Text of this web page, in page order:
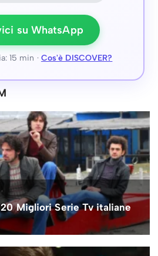
su WhatsApp
15 min · Cos'è DISCOVER?